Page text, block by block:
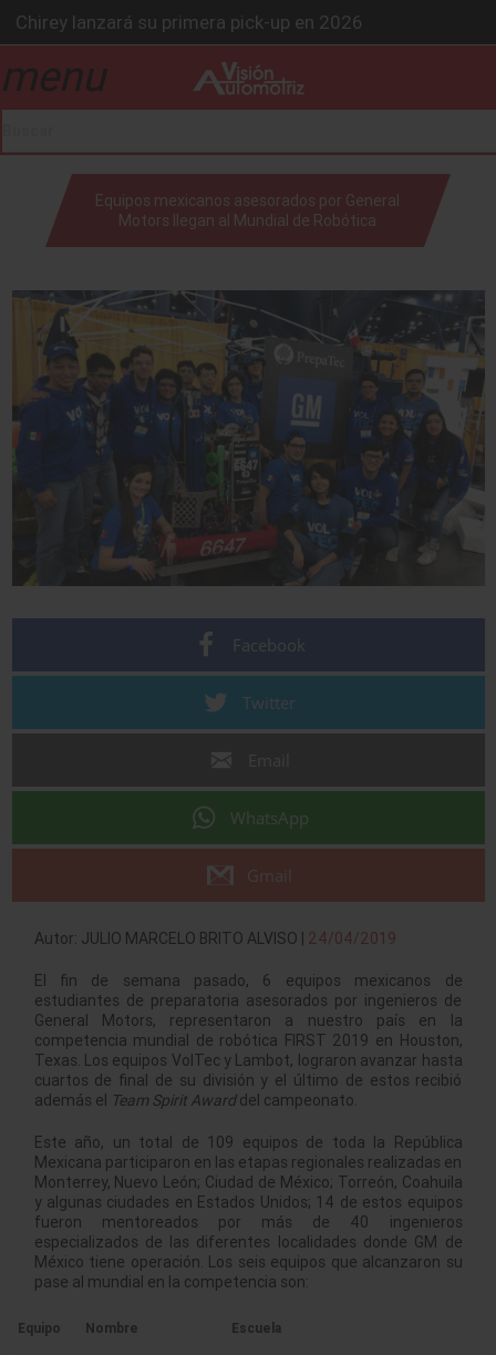
Chirey lanzará su primera pick-up en 2026
BMW Z4 Edición Final: un adiós exclusivo
Ford Edge Híbrida: la SUV que evoluciona
Será 2026, año de evolución profunda: Peñafiel
menu
Equipos mexicanos asesorados por General
Motors llegan al Mundial de Robótica
Facebook
Twitter
WhatsApp
Gmail
Autor: JULIO MARCELO BRITO ALVISO | 24/04/2019
El fin de semana pasado, 6 equipos mexicanos de
estudiantes de preparatoria asesorados por ingenieros de
General Motors, representaron a nuestro país en la
competencia mundial de robótica FIRST 2019 en Houston,
Texas. Los equipos VolTec y Lambot, lograron avanzar hasta
cuartos de final de su división y el último de estos recibió
además el Team Spirit Awarddel campeonato.
Este año, un total de 109 equipos de toda la República
Mexicana participaron en las etapas regionales realizadas en
Monterrey, Nuevo León; Ciudad de México; Torreón, Coahuila
y algunas ciudades en Estados Unidos; 14 de estos equipos
fueron mentoreados por más de 40 ingenieros
especializados de las diferentes localidades donde GM de
México tiene operación. Los seis equipos que alcanzaron su
pase al mundial en la competencia son:
Equipo Nombre Escuela